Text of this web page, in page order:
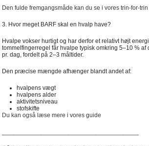
Den fulde fremgangsmåde kan du se i vores trin-for-
3. Hvor meget BARF skal en hvalp have?
Hvalpe vokser hurtigt og har derfor et relativt højt
tommelfingerregel får hvalpe typisk omkring 5–10 %
pr. dag, fordelt på 2–3 måltider.
Den præcise mængde afhænger blandt andet af:
hvalpens vægt
hvalpens alder
aktivitetsniveau
stofskifte
Du kan også læse mere i vores guide